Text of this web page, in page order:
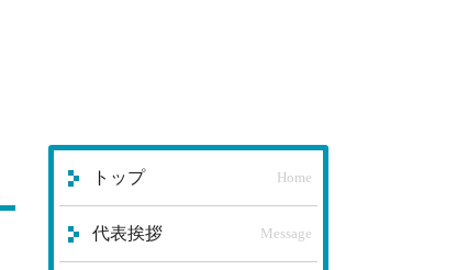
トップ Home
代表挨拶 Message